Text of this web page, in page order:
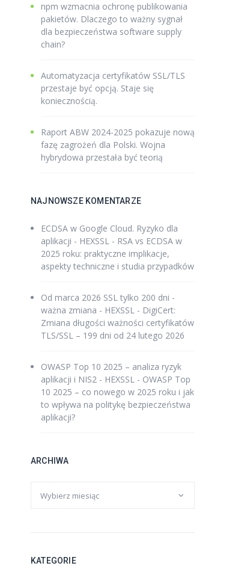
npm wzmacnia ochronę publikowania
pakietów. Dlaczego to ważny sygnał
dla bezpieczeństwa software supply
chain?
Automatyzacja certyfikatów SSL/TLS
przestaje być opcją. Staje się
koniecznością.
Raport ABW 2024-2025 pokazuje nową
fazę zagrożeń dla Polski. Wojna
hybrydowa przestała być teorią
NAJNOWSZE KOMENTARZE
ECDSA w Google Cloud. Ryzyko dla
aplikacji - HEXSSL - RSA vs ECDSA w
2025 roku: praktyczne implikacje,
aspekty techniczne i studia przypadków
Od marca 2026 SSL tylko 200 dni -
ważna zmiana - HEXSSL - DigiCert:
Zmiana długości ważności certyfikatów
TLS/SSL – 199 dni od 24 lutego 2026
OWASP Top 10 2025 – analiza ryzyk
aplikacji i NIS2 - HEXSSL - OWASP Top
10 2025 – co nowego w 2025 roku i jak
to wpływa na politykę bezpieczeństwa
aplikacji?
ARCHIWA
KATEGORIE